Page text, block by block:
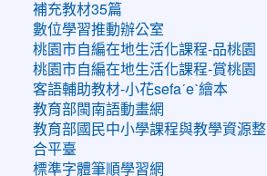
補充教材35篇
數位學習推動辦公室
桃園市自編在地生活化課程-品桃園
桃園市自編在地生活化課程-賞桃園
客語輔助教材-小花sefaˊeˋ繪本
教育部閩南語動畫網
教育部國民中小學課程與教學資源整
合平臺
標準字體筆順學習網